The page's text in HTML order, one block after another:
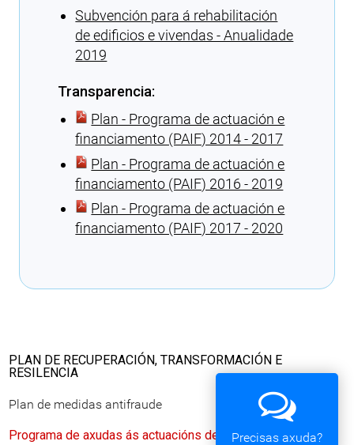
Subvención para á rehabilitación
de edificios e vivendas - Anualidade
2019
Transparencia:
Plan - Programa de actuación e
financiamento (PAIF) 2014 - 2017
Plan - Programa de actuación e
financiamento (PAIF) 2016 - 2019
Plan - Programa de actuación e
financiamento (PAIF) 2017 - 2020
PLAN DE RECUPERACIÓN, TRANSFORMACIÓN E
RESILENCIA
Plan de medidas antifraude
Programa de axudas ás actuacións de rehabilitación a
Precisas axuda?